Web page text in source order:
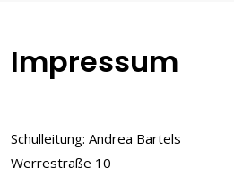
Impressum
Schulleitung: Andrea Bartels
Werrestraße 10